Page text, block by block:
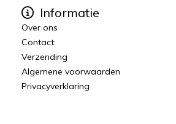
Informatie
Over ons
Contact:
Verzending
Algemene voorwaarden
Privacyverklaring